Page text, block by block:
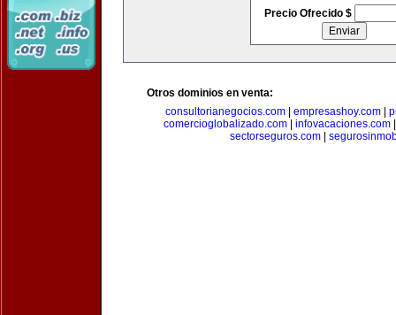
Precio Ofrecido $
Otros dominios en venta:
consultorianegocios.com
empresashoy.com
comercioglobalizado.com
infovacaciones.com
sectorseguros.com